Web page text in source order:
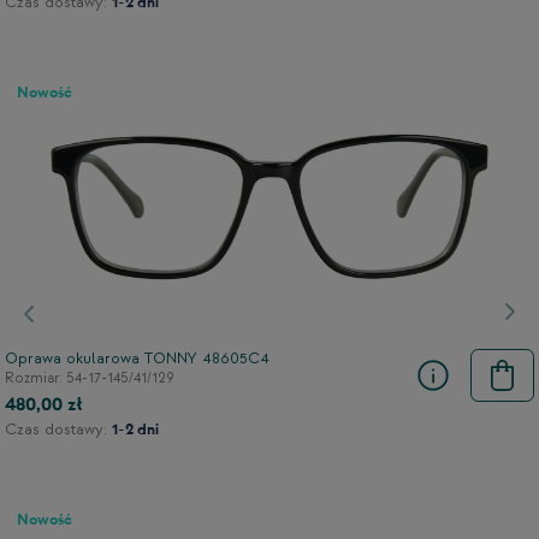
1-2 dni
Poprzedni
Nowość
Oprawa okularowa TONNY 48605C4
Rozmiar: 54-17-145/41/129
480,00 zł
Czas dostawy: 1-2 dni
Nowość